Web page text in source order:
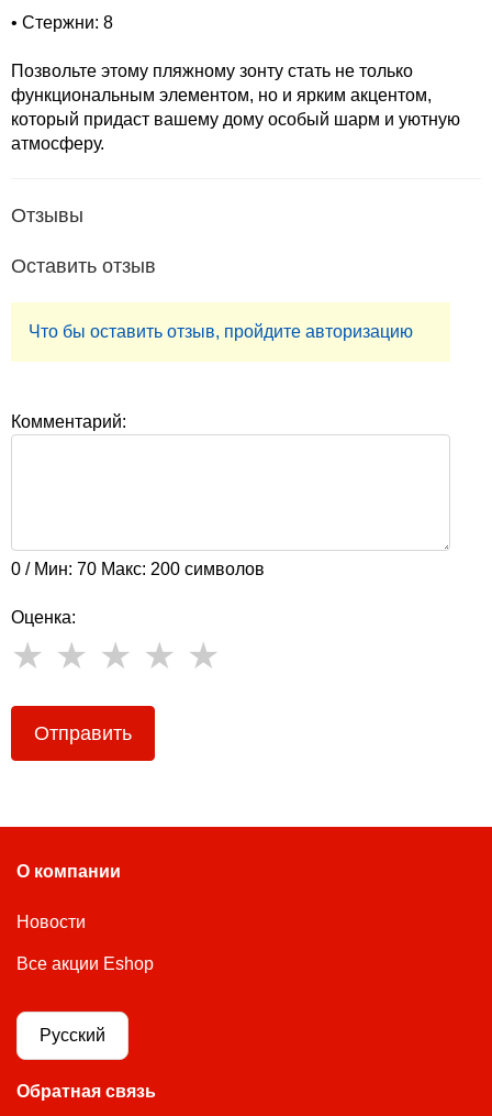
• Стержни: 8
Позвольте этому пляжному зонту стать не только
функциональным элементом, но и ярким акцентом,
который придаст вашему дому особый шарм и уютную
атмосферу.
Отзывы
Оставить отзыв
Что бы оставить отзыв, пройдите авторизацию
Комментарий:
0 / Мин: 70 Макс: 200 символов
Оценка:
Отправить
О компании
Новости
Все акции Eshop
Русский
Обратная связь